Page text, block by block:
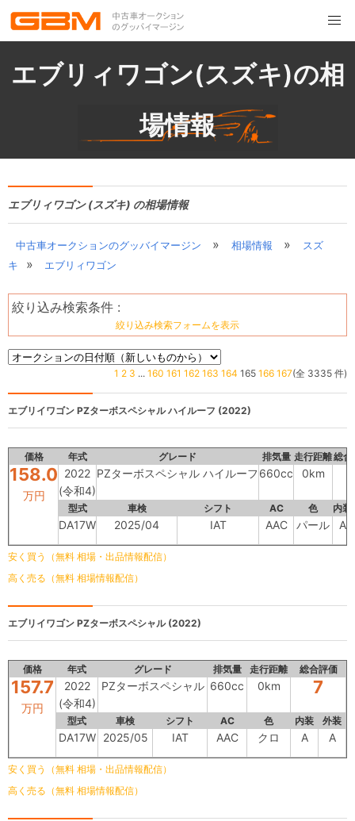
エブリィワゴン(スズキ)の相
場情報
エブリィワゴン (スズキ) の相場情報
中古車オークションのグッバイマージン » 相場情報 »
スズ
キ
» エブリィワゴン
絞り込み検索条件 :
絞り込み検索フォームを表示
1 2 3 ... 160 161 162 163 164 165 166 167(全 3335 件)
エブリイワゴン PZターボスペシャル ハイルーフ (2022)
価格 年式 グレード 排気量 走行距離総合
158.0
万円
2022
(令和4)
PZターボスペシャル ハイルーフ 660cc 0km
型式 車検 シフト AC 色 内装
DA17W 2025/04 IAT AAC パール A
安く買う（無料 相場・出品情報配信）
高く売る（無料 相場情報配信）
エブリイワゴン PZターボスペシャル (2022)
価格 年式 グレード 排気量 走行距離 総合評価
157.7
万円
2022
(令和4)
PZターボスペシャル 660cc 0km 7
型式 車検 シフト AC 色 内装 外装
DA17W 2025/05 IAT AAC クロ A A
安く買う（無料 相場・出品情報配信）
高く売る（無料 相場情報配信）